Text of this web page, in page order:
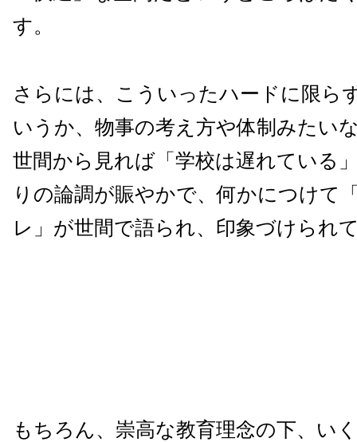
す。
さらには、こういったハードに限ら
いうか、物事の考え方や体制みたい
世間から見れば「学校は遅れている
りの論調が賑やかで、何かにつけて
レ」が世間で語られ、印象づけられ
もちろん、崇高な教育理念の下、い